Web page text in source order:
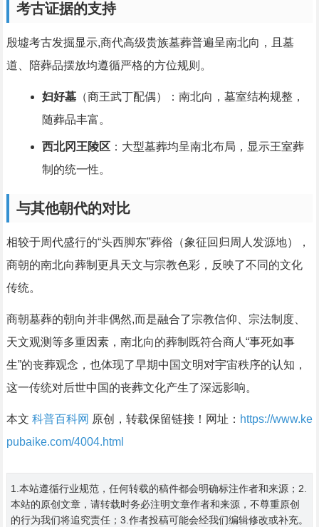
考古证据的支持
殷墟考古发掘显示,商代高级贵族墓葬普遍呈南北向，且墓
道、陪葬品摆放均遵循严格的方位规则。
妇好墓（商王武丁配偶）：南北向，墓室结构规整，
随葬品丰富。
西北冈王陵区：大型墓葬均呈南北布局，显示王室葬
制的统一性。
与其他朝代的对比
相较于周代盛行的“头西脚东”葬俗（象征回归周人发源地），
商朝的南北向葬制更具天文与宗教色彩，反映了不同的文化
传统。
商朝墓葬的朝向并非偶然,而是融合了宗教信仰、宗法制度、
天文观测等多重因素，南北向的葬制既符合商人“事死如事
生”的丧葬观念，也体现了早期中国文明对宇宙秩序的认知，
这一传统对后世中国的丧葬文化产生了深远影响。
本文 科普百科网 原创，转载保留链接！网址： https://www.ke
pubaike.com/4004.html
1.本站遵循行业规范，任何转载的稿件都会明确标注作者和来源；2.
本站的原创文章，请转载时务必注明文章作者和来源，不尊重原创
的行为我们将追究责任；3.作者投稿可能会经我们编辑修改或补充。